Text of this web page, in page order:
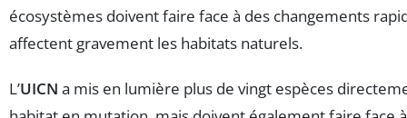
écosystèmes doivent faire face à des changements
affectent gravement les habitats naturels.
L’UICN a mis en lumière plus de vingt espèces